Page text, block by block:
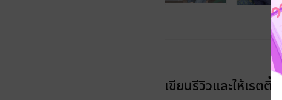
เขียนรีวิวและให้เรตติ้ง